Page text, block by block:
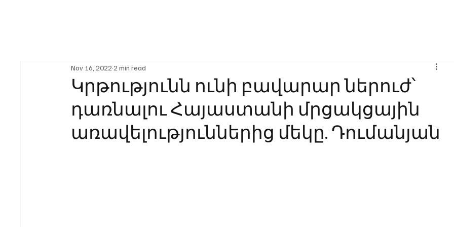
Կրթությունն ունի բավարար ներուժ՝
դառնալու Հայաստանի մրցակցային
առավելություններից մեկը. Դումանյան
Nov 16, 2022 2 min read